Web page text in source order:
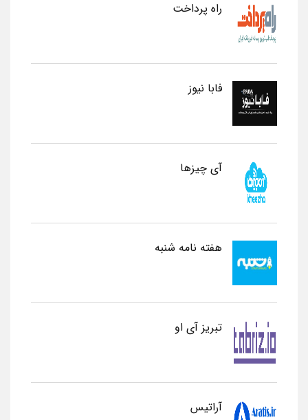
راه پرداخت
فابا نیوز
آی چیزها
هفته نامه شنبه
تبریز آی او
آراتیس